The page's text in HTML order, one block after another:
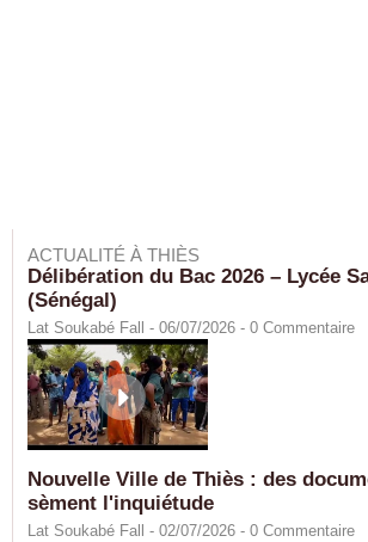
ACTUALITÉ À THIÈS
Délibération du Bac 2026 – Lycée
(Sénégal)
Lat Soukabé Fall - 06/07/2026 - 0 Commentaire
Nouvelle Ville de Thiès : des
sèment l'inquiétude
Lat Soukabé Fall - 02/07/2026 - 0 Commentaire